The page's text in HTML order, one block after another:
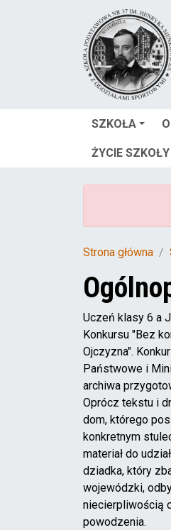
SZKOŁA
ŻYCIE SZKOŁY
Strona główna
Uczeń klasy 6 a
Konkursu "Bez
Ojczyzna".
Państwowe i
archiwa
Oprócz tekstu i
dom, którego
konkretnym
materiał do
dziadka, który
wojewódzki,
niecierpliwością
powodzenia.